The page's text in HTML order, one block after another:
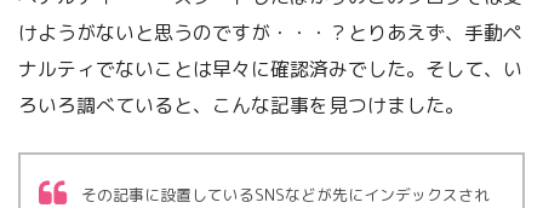
けようがないと思うのですが・・・？とりあえず、手動ペ
ナルティでないことは早々に確認済みでした。そして、い
ろいろ調べていると、こんな記事を見つけました。
その記事に設置しているSNSなどが先にインデックスされ